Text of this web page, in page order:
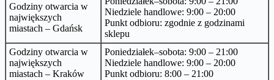
Godziny otwarcia w
największych
miastach – Gdańsk
Niedziele handlowe: 9:00 – 20:00
Punkt odbioru: zgodnie z godzinami
sklepu
Godziny otwarcia w
największych
miastach – Kraków
Poniedziałek–sobota: 9:00 – 21:00
Niedziele handlowe: 9:00 – 20:00
Punkt odbioru: 8:00 – 21:00